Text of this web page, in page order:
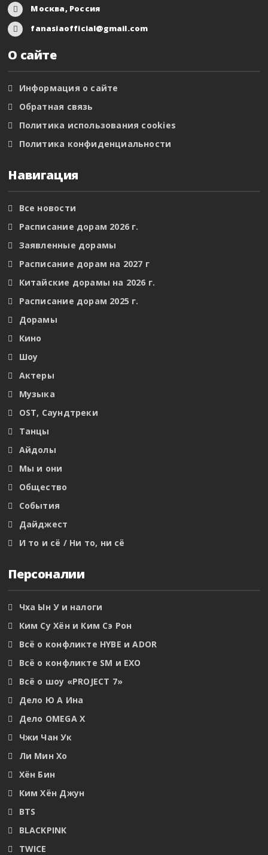
Москва, Россия
fanasiaofficial@gmail.com
О сайте
Информация о сайте
Обратная связь
Политика использования cookies
Политика конфиденциальности
Навигация
Все новости
Расписание дорам 2026 г.
Заявленные дорамы
Расписание дорам на 2027 г
Китайские дорамы на 2026 г.
Расписание дорам 2025 г.
Дорамы
Кино
Шоу
Актеры
Музыка
OST, Саундтреки
Танцы
Айдолы
Мы и они
Общество
События
Дайджест
И то и сё / Ни то, ни сё
Персоналии
Чха Ын У и налоги
Ким Су Хён и Ким Сэ Рон
Всё о конфликте HYBE и ADOR
Всё о конфликте SM и EXO
Всё о шоу «PROJECT 7»
Дело Ю А Ина
Дело OMEGA X
Чжи Чан Ук
Ли Мин Хо
Хён Бин
Ким Хён Джун
BTS
BLACKPINK
TWICE